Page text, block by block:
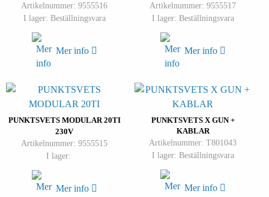
Artikelnummer: 9555516
I lager: Beställningsvara
Mer info
Artikelnummer: 9555517
I lager: Beställningsvara
Mer info
PUNKTSVETS MODULAR 20TI
230V
Artikelnummer: 9555515
I lager:
Mer info
PUNKTSVETS X GUN +
KABLAR
Artikelnummer: T801043
I lager: Beställningsvara
Mer info